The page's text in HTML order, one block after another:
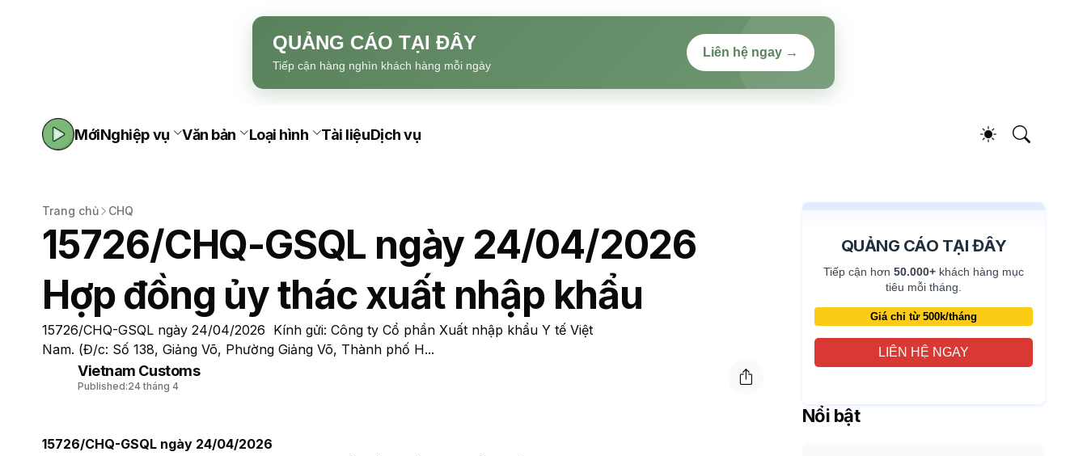
QUẢNG CÁO TẠI ĐÂY
Tiếp cận hàng nghìn khách hàng mỗi ngày
Liên hệ ngay →
MớiNghiệp vụ Văn bản Loại hình Tài liệuDịch vụ
Trang chủ CHQ
15726/CHQ-GSQL ngày 24/04/2026
Hợp đồng ủy thác xuất nhập khẩu
15726/CHQ-GSQL ngày 24/04/2026 Kính gửi: Công ty Cổ phần Xuất nhập khẩu Y tế Việt
Nam. (Đ/c: Số 138, Giảng Võ, Phường Giảng Võ, Thành phố H...
Vietnam Customs
Published:24 tháng 4
15726/CHQ-GSQL ngày 24/04/2026
QUẢNG CÁO TẠI ĐÂY
Tiếp cận hơn 50.000+ khách hàng mục
tiêu mỗi tháng.
Giá chỉ từ 500k/tháng
LIÊN HỆ NGAY
Nổi bật